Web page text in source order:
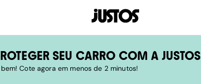
SEU CARRO COM A JUSTOS
Cote agora em menos de 2 minutos!